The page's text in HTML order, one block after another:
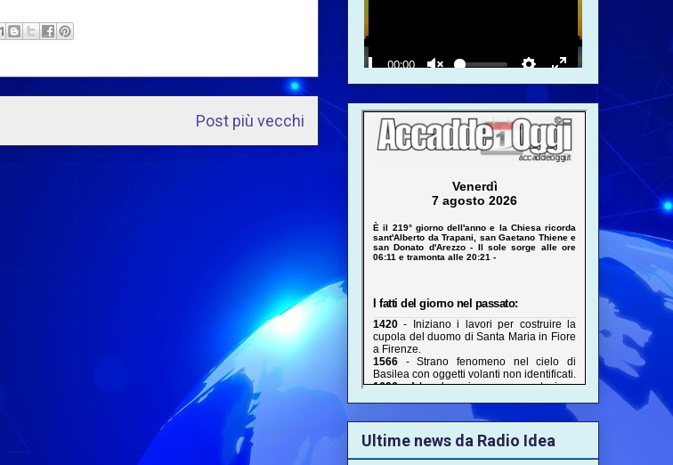
Post più vecchi
Ultime news da Radio Idea